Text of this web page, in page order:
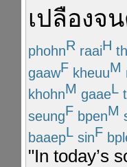
เปลืองจน
phohnR raaiH
gaawF kheuuM
khohnM gaaeL
seungF bpenM
baaepL sinF
"In today’s